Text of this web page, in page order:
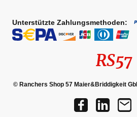
Unterstützte Zahlungsmethoden:
RS57
© Ranchers Shop 57 Maier&Briddigkeit